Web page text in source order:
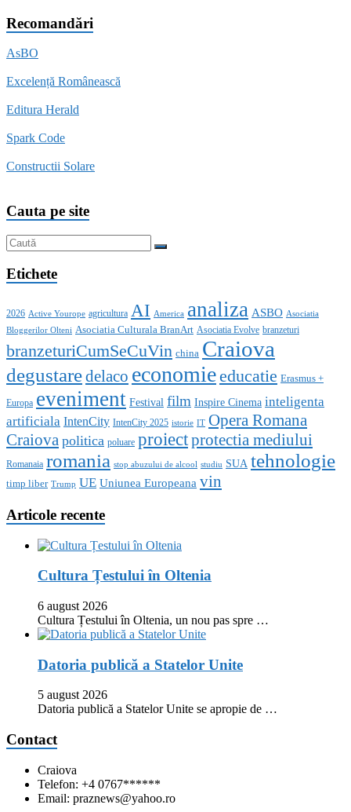
Recomandări
AsBO
Excelență Românească
Editura Herald
Spark Code
Constructii Solare
Cauta pe site
Etichete
2026 Active Yourope agricultura AI America analiza ASBO Asociatia
Bloggerilor Olteni Asociatia Culturala BranArt Asociatia Evolve branzeturi
branzeturiCumSeCuVin china Craiova
degustaredelaco economieeducatie Erasmus +
Europa eveniment Festival film Inspire Cinema inteligenta
artificiala IntenCity IntenCity 2025 istorie IT Opera Romana
Craiova politica poluare proiectprotectia mediului
Romanaia romania stop abuzului de alcool studiu SUA tehnologie
timp liber Trump UE Uniunea Europeana vin
Articole recente
Cultura Țestului în Oltenia
6 august 2026
Cultura Țestului în Oltenia, un nou pas spre …
Datoria publică a Statelor Unite
5 august 2026
Datoria publică a Statelor Unite se apropie de …
Contact
Craiova
Telefon: +4 0767******
Email: praznews@yahoo.ro